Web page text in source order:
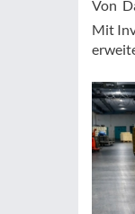
Von
Mit